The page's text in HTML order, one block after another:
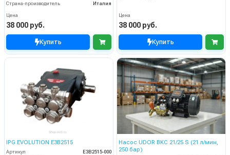
Страна-производитель
Италия
Цена
38 000 руб.
Купить
Цена
38 000 руб.
Купить
IPG EVOLUTION E3B2515
Артикул
E3B2515-000
Насос UDOR BKC 21/25 S (21 л/мин,
250 бар)